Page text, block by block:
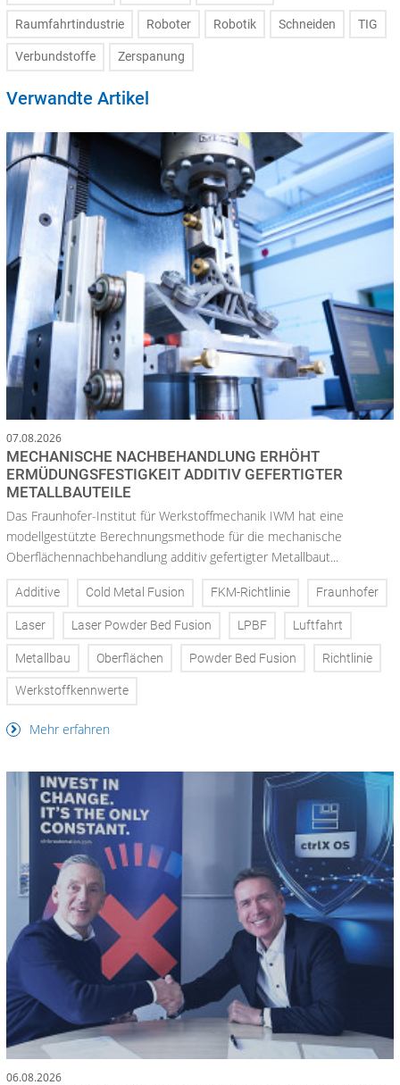
Raumfahrtindustrie Roboter Robotik Schneiden TIG
Verbundstoffe Zerspanung
Verwandte Artikel
07.08.2026
MECHANISCHE NACHBEHANDLUNG ERHÖHT
ERMÜDUNGSFESTIGKEIT ADDITIV GEFERTIGTER
METALLBAUTEILE
Das Fraunhofer-Institut für Werkstoffmechanik IWM hat eine
modellgestützte Berechnungsmethode für die mechanische
Oberflächennachbehandlung additiv gefertigter Metallbaut...
Additive Cold Metal Fusion FKM-Richtlinie Fraunhofer
Laser Laser Powder Bed Fusion LPBF Luftfahrt
Metallbau Oberflächen Powder Bed Fusion Richtlinie
Werkstoffkennwerte
Mehr erfahren
06.08.2026